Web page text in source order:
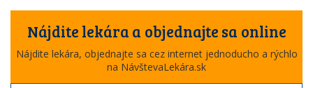
Nájdite lekára a objednajte sa online
Nájdite lekára, objednajte sa cez internet jednoducho a rýchlo
na NávštevaLekára.sk